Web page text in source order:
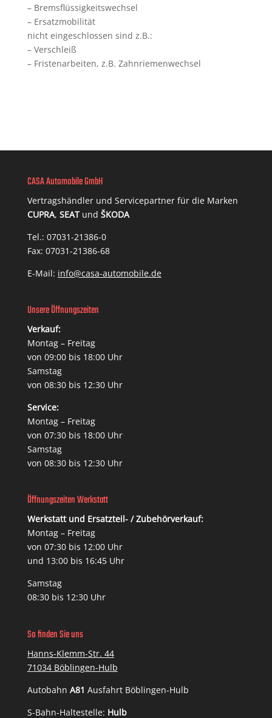
– Bremsflüssigkeitswechsel
– Ersatzmobilität
nicht eingeschlossen sind z.B.:
– Verschleiß
– Fristenarbeiten, z.B. Zahnriemenwechsel
CASA Automobile GmbH
Vertragshändler und Servicepartner für die Marken
CUPRA, SEATund ŠKODA
Tel.: 07031-21386-0
Fax: 07031-21386-68
E-Mail: info@casa-automobile.de
Unsere Öffnungszeiten
Verkauf:
Montag – Freitag
von 09:00 bis 18:00 Uhr
Samstag
von 08:30 bis 12:30 Uhr
Service:
Montag – Freitag
von 07:30 bis 18:00 Uhr
Samstag
von 08:30 bis 12:30 Uhr
Öffnungszeiten Werkstatt
Werkstatt und Ersatzteil- / Zubehörverkauf:
Montag – Freitag
von 07:30 bis 12:00 Uhr
und 13:00 bis 16:45 Uhr
Samstag
08:30 bis 12:30 Uhr
So finden Sie uns
Hanns-Klemm-Str. 44
71034 Böblingen-Hulb
Autobahn A81 Ausfahrt Böblingen-Hulb
S-Bahn-Haltestelle: Hulb